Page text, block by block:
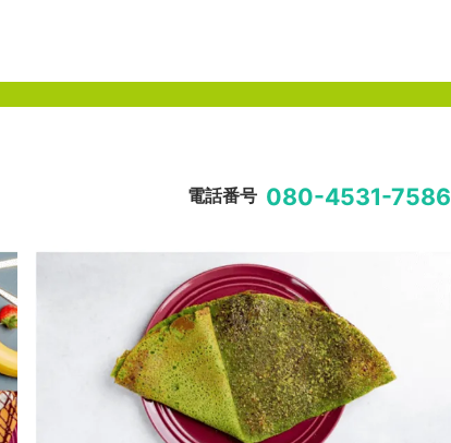
電話番号 080-4531-7586